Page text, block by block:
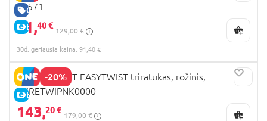
GERA KAINA
E-KAINA
03571
91,40 €
129,00 €
30d. geriausia kaina: 91,40 €
-20%
E-KAINA
KINDERKRAFT EASYTWIST triratukas, rožinis,
KKRETWIPNK0000
143,20 €
179,00 €